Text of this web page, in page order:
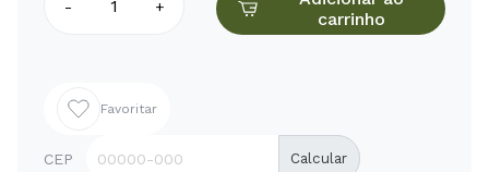
- +
carrinho
Favoritar
CEP Calcular